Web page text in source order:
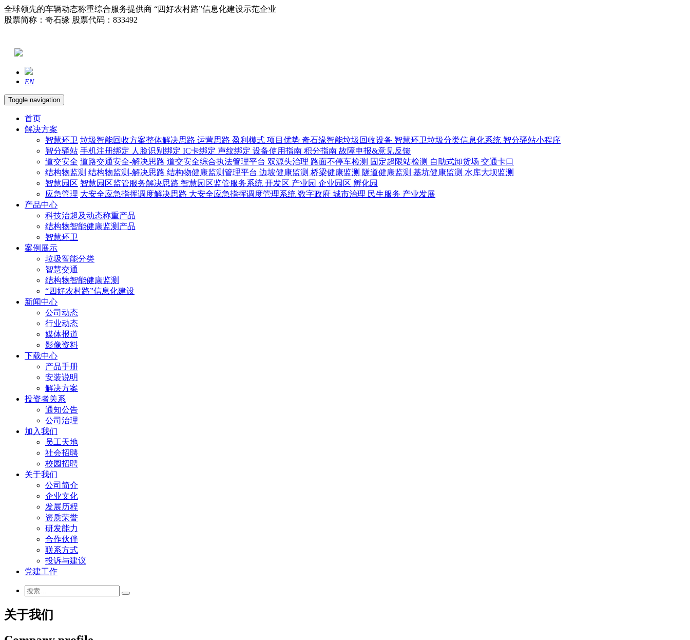
全球领先的车辆动态称重综合服务提供商 “四好农村路”信息化建设示范企业
股票简称：奇石缘 股票代码：833492
EN
Toggle navigation
首页
解决方案
智慧环卫 垃圾智能回收方案整体解决思路 运营思路 盈利模式 项目优势 奇石缘智能垃圾回收设备 智慧环卫垃圾分类信息化系统 智分驿站小程序
智分驿站 手机注册绑定 人脸识别绑定 IC卡绑定 声纹绑定 设备使用指南 积分指南 故障申报&意见反馈
道交安全 道路交通安全-解决思路 道交安全综合执法管理平台 双源头治理 路面不停车检测 固定超限站检测 自助式卸货场 交通卡口
结构物监测 结构物监测-解决思路 结构物健康监测管理平台 边坡健康监测 桥梁健康监测 隧道健康监测 基坑健康监测 水库大坝监测
智慧园区 智慧园区监管服务解决思路 智慧园区监管服务系统 开发区 产业园 企业园区 孵化园
应急管理 大安全应急指挥调度解决思路 大安全应急指挥调度管理系统 数字政府 城市治理 民生服务 产业发展
产品中心
科技治超及动态称重产品
结构物智能健康监测产品
智慧环卫
案例展示
垃圾智能分类
智慧交通
结构物智能健康监测
“四好农村路”信息化建设
新闻中心
公司动态
行业动态
媒体报道
影像资料
下载中心
产品手册
安装说明
解决方案
投资者关系
通知公告
公司治理
加入我们
员工天地
社会招聘
校园招聘
关于我们
公司简介
企业文化
发展历程
资质荣誉
研发能力
合作伙伴
联系方式
投诉与建议
党建工作
关于我们